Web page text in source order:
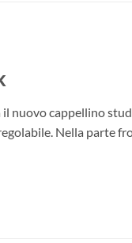
il nuovo cappellino
Nella parte